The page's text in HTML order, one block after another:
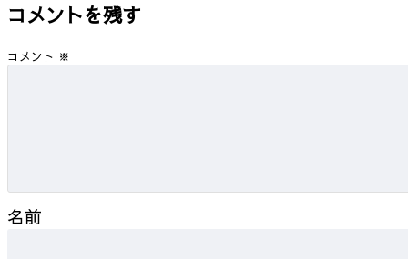
コメントを残す
コメント ※
名前